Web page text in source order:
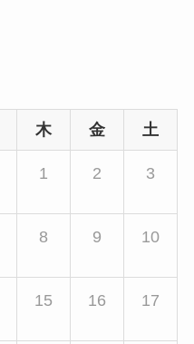
木 金 土
1 2 3
8 9 10
15 16 17